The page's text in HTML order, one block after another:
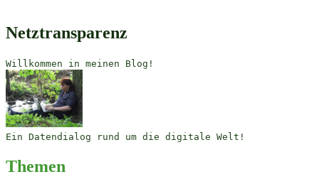
Netztransparenz
Willkommen in meinen Blog!
Ein Datendialog rund um die digitale Welt!
Themen